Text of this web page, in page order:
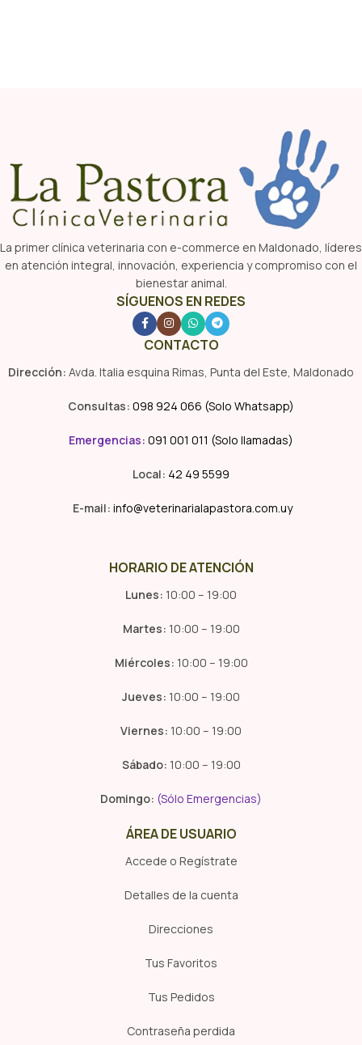
La primer clínica veterinaria con e-commerce en Maldonado, líderes
en atención integral, innovación, experiencia y compromiso con el
bienestar animal.
SÍGUENOS EN REDES
CONTACTO
Dirección: Avda. Italia esquina Rimas, Punta del Este, Maldonado
Consultas: 098 924 066 (Solo Whatsapp)
Emergencias: 091 001 011 (Solo llamadas)
Local: 42 49 5599
E-mail: info@veterinarialapastora.com.uy
HORARIO DE ATENCIÓN
Lunes: 10:00 – 19:00
Martes: 10:00 – 19:00
Miércoles: 10:00 – 19:00
Jueves: 10:00 – 19:00
Viernes: 10:00 – 19:00
Sábado: 10:00 – 19:00
Domingo: (Sólo Emergencias)
ÁREA DE USUARIO
Accede o Regístrate
Detalles de la cuenta
Direcciones
Tus Favoritos
Tus Pedidos
Contraseña perdida